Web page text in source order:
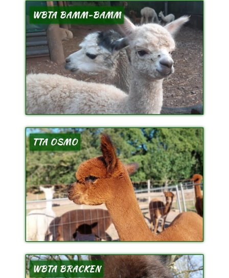
WBTA BAMM-BAMM
TTA OSMO
WBTA BRACKEN